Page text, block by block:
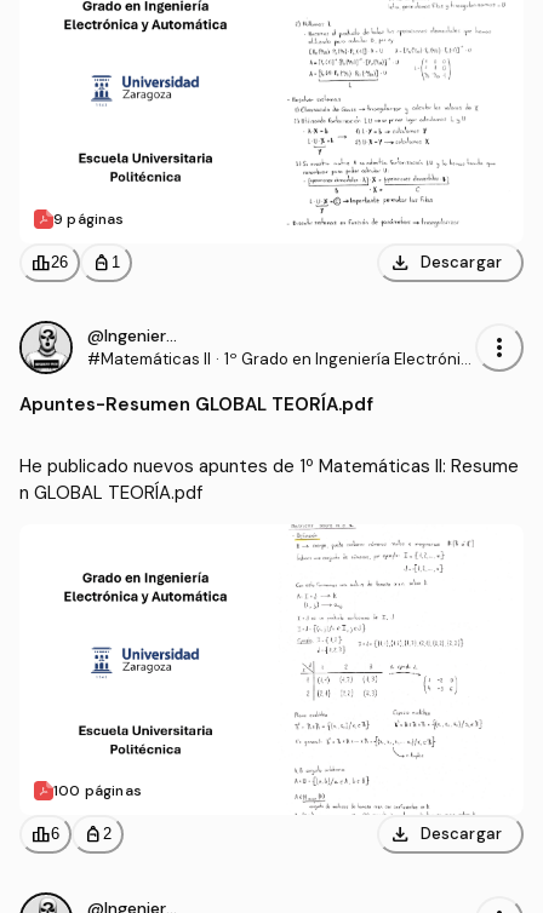
9 páginas
leaderboard26 personal_bag 1 download Descargar
@IngenieroProo
#Matemáticas II · 1º Grado en Ingeniería Electrónic
more_vert
Apuntes-Resumen GLOBAL TEORÍA.pdf
He publicado nuevos apuntes de 1º Matemáticas II: Resume
n GLOBAL TEORÍA.pdf
100 páginas
leaderboard6 personal_bag 2 download Descargar
@IngenieroProo